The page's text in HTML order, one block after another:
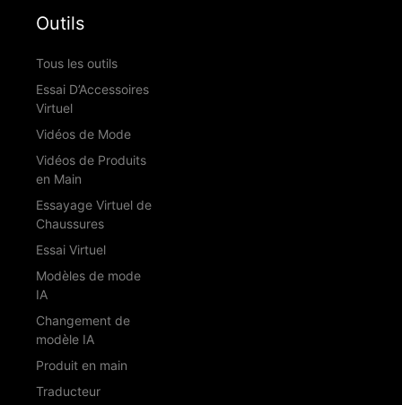
Outils
Tous les outils
Essai D’Accessoires
Virtuel
Vidéos de Mode
Vidéos de Produits
en Main
Essayage Virtuel de
Chaussures
Essai Virtuel
Modèles de mode
IA
Changement de
modèle IA
Produit en main
Traducteur